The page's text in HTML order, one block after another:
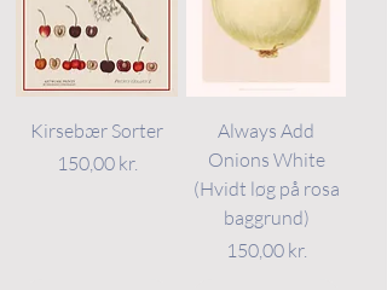
Kirsebær Sorter
Pris
150,00 kr.
Always Add
Onions White
(Hvidt løg på rosa
baggrund)
Pris
150,00 kr.